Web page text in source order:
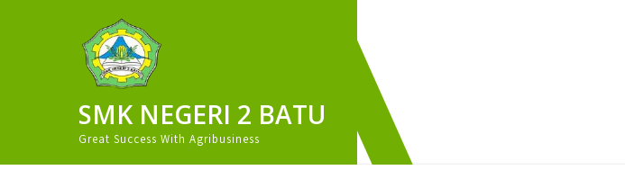
SMK NEGERI 2 BATU
Great Success With Agribusiness